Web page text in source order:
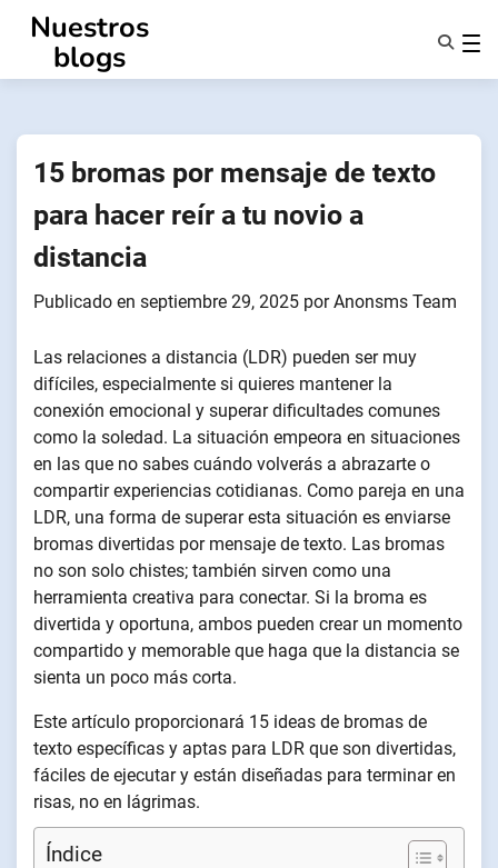
contenido
Nuestros
blogs
Quiénes Somos
15 bromas por mensaje de texto
para hacer reír a tu novio a
distancia
Publicado en septiembre 29, 2025 porAnonsms Team
Las relaciones a distancia (LDR) pueden ser muy
difíciles, especialmente si quieres mantener la
conexión emocional y superar dificultades comunes
como la soledad. La situación empeora en situaciones
en las que no sabes cuándo volverás a abrazarte o
compartir experiencias cotidianas. Como pareja en una
LDR, una forma de superar esta situación es enviarse
bromas divertidas por mensaje de texto. Las bromas
no son solo chistes; también sirven como una
herramienta creativa para conectar. Si la broma es
divertida y oportuna, ambos pueden crear un momento
compartido y memorable que haga que la distancia se
sienta un poco más corta.
Este artículo proporcionará 15 ideas de bromas de
texto específicas y aptas para LDR que son divertidas,
fáciles de ejecutar y están diseñadas para terminar en
risas, no en lágrimas.
Índice